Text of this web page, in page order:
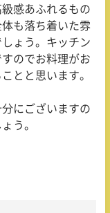
感あふれるもの
も落ち着いた雰
ょう。キッチン
のでお料理がお
とと思います。
にございますの
う。